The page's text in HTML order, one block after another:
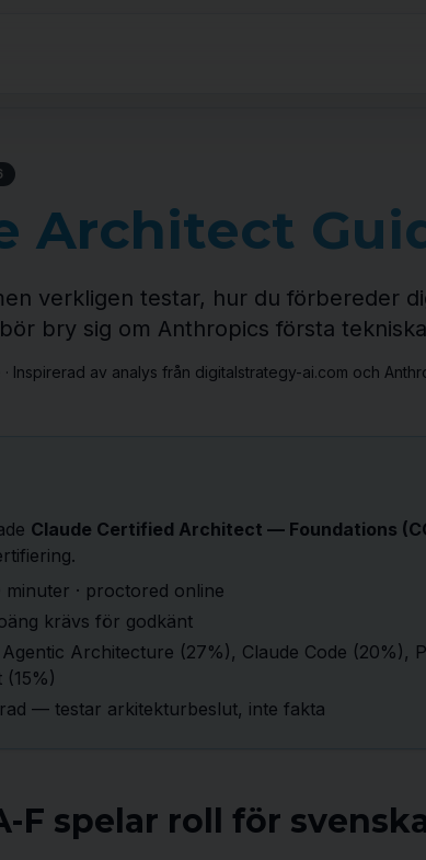
Architect
verkligen testar, hur du förbereder
bry sig om Anthropics första
Inspirerad av analys från digitalstrategy-ai.com och
Claude Certified Architect — Foundations
minuter · proctored online
krävs för godkänt
Agentic Architecture (27%), Claude Code (20%),
(15%)
— testar arkitekturbeslut, inte fakta
F spelar roll för